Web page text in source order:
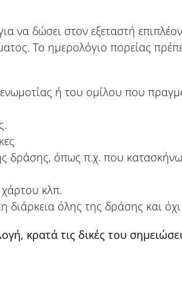
να δώσει στον εξεταστή
Το ημερολόγιο πορείας
ή του ομίλου που
δράσης, όπως π.χ. που
κλπ.
όλης της δράσης και
κρατά τις δικές του